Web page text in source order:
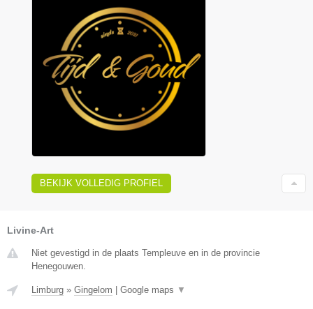
BEKIJK VOLLEDIG PROFIEL
Livine-Art
Niet gevestigd in de plaats Templeuve en in de provincie
Henegouwen.
Limburg » Gingelom | Google maps ▼